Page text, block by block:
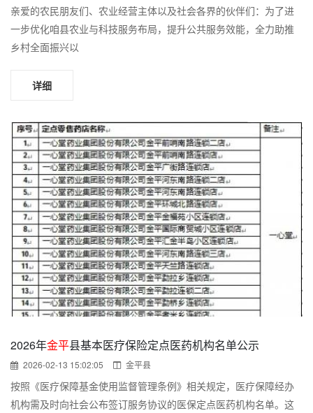
亲爱的农民朋友们、农业经营主体以及社会各界的伙伴们：为了进
一步优化咱县农业与科技服务布局，提升公共服务效能，全力助推
乡村全面振兴以
详细
2026年金平县基本医疗保险定点医药机构名单公示
2026-02-13 15:02:05 金平县
按照《医疗保障基金使用监督管理条例》相关规定，医疗保障经办
机构需及时向社会公布签订服务协议的医保定点医药机构名单。这